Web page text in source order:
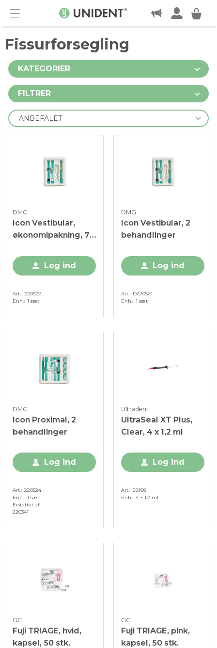
Menu
KONTAKT
Fissurforsegling
KATEGORIER
FILTRER
DMG
Icon Vestibular,
økonomipakning, 7
Log ind
Art.
220522
Enh.
1 sæt
DMG
Icon Vestibular, 2
behandlinger
Log ind
Art.
D220521
Enh.
1 sæt
DMG
Icon Proximal, 2
behandlinger
Log ind
Art. 220524
Enh. 1 sæt
Erstattet af
220341
Ultradent
UltraSeal XT Plus,
Clear, 4 x 1,2 ml
Log ind
Art. 28168
Enh. 4 × 1,2 ml
GC
Fuji TRIAGE, hvid,
kapsel, 50 stk.
GC
Fuji TRIAGE, pink,
kapsel, 50 stk.